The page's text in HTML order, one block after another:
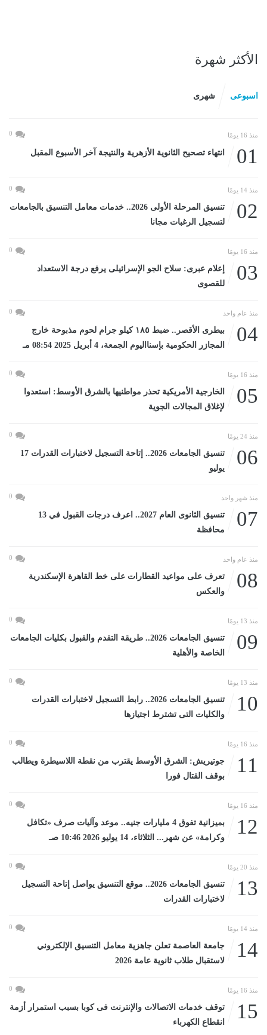
الأكثر شهرة
اسبوعى شهرى
منذ 16 يومًا 0
01 انتهاء تصحيح الثانوية الأزهرية والنتيجة آخر الأسبوع المقبل
منذ 14 يومًا 0
02
تنسيق المرحلة الأولى 2026.. خدمات معامل التنسيق بالجامعات
لتسجيل الرغبات مجانا
منذ 16 يومًا 0
03
إعلام عبرى: سلاح الجو الإسرائيلى يرفع درجة الاستعداد
للقصوى
منذ عام واحد 0
04
بيطرى الأقصر.. ضبط ١٨٥ كيلو جرام لحوم مذبوحة خارج
المجازر الحكومية بإسنااليوم الجمعة، 4 أبريل 2025 08:54 مـ
منذ 16 يومًا 0
05
الخارجية الأمريكية تحذر مواطنيها بالشرق الأوسط: استعدوا
لإغلاق المجالات الجوية
منذ 24 يومًا 0
06
تنسيق الجامعات 2026.. إتاحة التسجيل لاختبارات القدرات 17
يوليو
منذ شهر واحد 0
07
تنسيق الثانوى العام 2027.. اعرف درجات القبول في 13
محافظة
منذ عام واحد 0
08
تعرف على مواعيد القطارات على خط القاهرة الإسكندرية
والعكس
منذ 13 يومًا 0
09
تنسيق الجامعات 2026.. طريقة التقدم والقبول بكليات الجامعات
الخاصة والأهلية
منذ 13 يومًا 0
10
تنسيق الجامعات 2026.. رابط التسجيل لاختبارات القدرات
والكليات التى تشترط اجتيازها
منذ 16 يومًا 0
11
جوتيريش: الشرق الأوسط يقترب من نقطة اللاسيطرة ويطالب
بوقف القتال فورا
منذ 16 يومًا 0
12
بميزانية تفوق 4 مليارات جنيه.. موعد وآليات صرف «تكافل
وكرامة» عن شهر... الثلاثاء، 14 يوليو 2026 10:46 صـ
منذ 20 يومًا 0
13
تنسيق الجامعات 2026.. موقع التنسيق يواصل إتاحة التسجيل
لاختبارات القدرات
منذ 14 يومًا 0
14
جامعة العاصمة تعلن جاهزية معامل التنسيق الإلكتروني
لاستقبال طلاب ثانوية عامة 2026
منذ 16 يومًا 0
15
توقف خدمات الاتصالات والإنترنت فى كوبا بسبب استمرار أزمة
انقطاع الكهرباء